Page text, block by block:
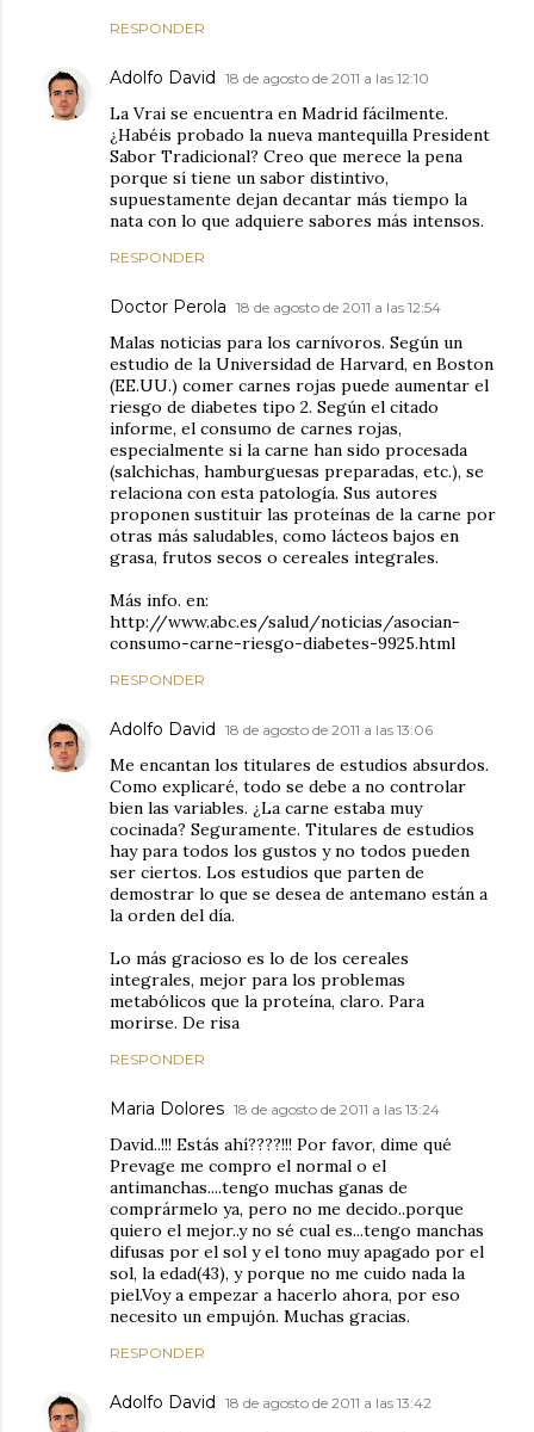
RESPONDER
Adolfo David 18 de agosto de 2011 a las 12:10
La Vrai se encuentra en Madrid fácilmente.
¿Habéis probado la nueva mantequilla President
Sabor Tradicional? Creo que merece la pena
porque sí tiene un sabor distintivo,
supuestamente dejan decantar más tiempo la
nata con lo que adquiere sabores más intensos.
RESPONDER
Doctor Perola 18 de agosto de 2011 a las 12:54
Malas noticias para los carnívoros. Según un
estudio de la Universidad de Harvard, en Boston
(EE.UU.) comer carnes rojas puede aumentar el
riesgo de diabetes tipo 2. Según el citado
informe, el consumo de carnes rojas,
especialmente si la carne han sido procesada
(salchichas, hamburguesas preparadas, etc.), se
relaciona con esta patología. Sus autores
proponen sustituir las proteínas de la carne por
otras más saludables, como lácteos bajos en
grasa, frutos secos o cereales integrales.
Más info. en:
http://www.abc.es/salud/noticias/asocian-
consumo-carne-riesgo-diabetes-9925.html
RESPONDER
Adolfo David 18 de agosto de 2011 a las 13:06
Me encantan los titulares de estudios absurdos.
Como explicaré, todo se debe a no controlar
bien las variables. ¿La carne estaba muy
cocinada? Seguramente. Titulares de estudios
hay para todos los gustos y no todos pueden
ser ciertos. Los estudios que parten de
demostrar lo que se desea de antemano están a
la orden del día.
Lo más gracioso es lo de los cereales
integrales, mejor para los problemas
metabólicos que la proteína, claro. Para
morirse. De risa
RESPONDER
Maria Dolores 18 de agosto de 2011 a las 13:24
David..!!! Estás ahí????!!! Por favor, dime qué
Prevage me compro el normal o el
antimanchas....tengo muchas ganas de
comprármelo ya, pero no me decido..porque
quiero el mejor..y no sé cual es...tengo manchas
difusas por el sol y el tono muy apagado por el
sol, la edad(43), y porque no me cuido nada la
piel.Voy a empezar a hacerlo ahora, por eso
necesito un empujón. Muchas gracias.
RESPONDER
Adolfo David 18 de agosto de 2011 a las 13:42